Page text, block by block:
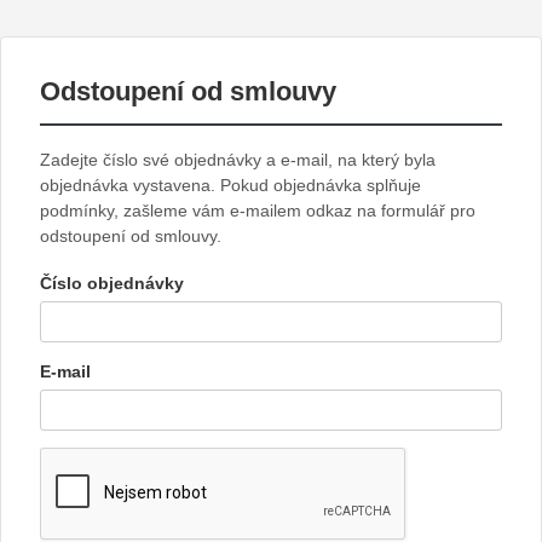
Odstoupení od smlouvy
Zadejte číslo své objednávky a e-mail, na který byla
objednávka vystavena. Pokud objednávka splňuje
podmínky, zašleme vám e-mailem odkaz na formulář pro
odstoupení od smlouvy.
Číslo objednávky
E-mail